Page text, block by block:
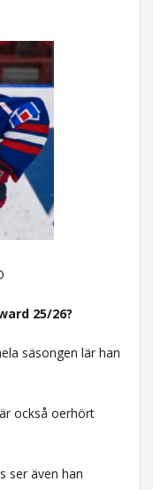
25/26?
säsongen lär han
också oerhört
ser även han